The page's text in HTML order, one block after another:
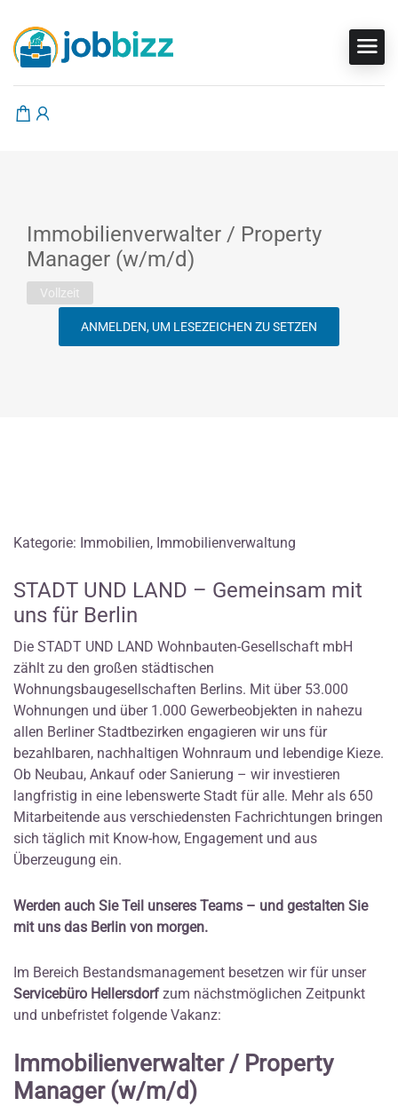
Immobilienverwalter / Property
Manager (w/m/d)
Vollzeit
ANMELDEN, UM LESEZEICHEN ZU SETZEN
Kategorie: Immobilien, Immobilienverwaltung
STADT UND LAND – Gemeinsam mit
uns für Berlin
Die STADT UND LAND Wohnbauten-Gesellschaft mbH
zählt zu den großen städtischen
Wohnungsbaugesellschaften Berlins. Mit über 53.000
Wohnungen und über 1.000 Gewerbeobjekten in nahezu
allen Berliner Stadtbezirken engagieren wir uns für
bezahlbaren, nachhaltigen Wohnraum und lebendige Kieze.
Ob Neubau, Ankauf oder Sanierung – wir investieren
langfristig in eine lebenswerte Stadt für alle. Mehr als 650
Mitarbeitende aus verschiedensten Fachrichtungen bringen
sich täglich mit Know-how, Engagement und aus
Überzeugung ein.
Werden auch Sie Teil unseres Teams – und gestalten Sie
mit uns das Berlin von morgen.
Im Bereich Bestandsmanagement besetzen wir für unser
Servicebüro Hellersdorfzum nächstmöglichen Zeitpunkt
und unbefristet folgende Vakanz:
Immobilienverwalter / Property
Manager (w/m/d)